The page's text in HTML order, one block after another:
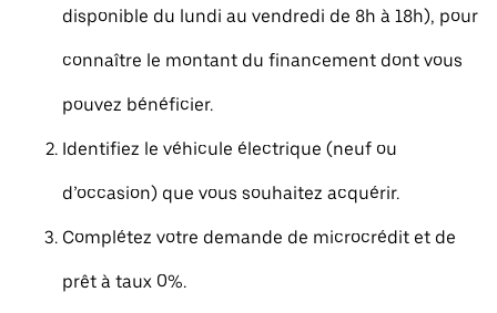
disponible du lundi au vendredi de 8h à 18h), pour
connaître le montant du financement dont vous
pouvez bénéficier.
Identifiez le véhicule électrique (neuf ou
d’occasion) que vous souhaitez acquérir.
Complétez votre demande de microcrédit et de
prêt à taux 0%.